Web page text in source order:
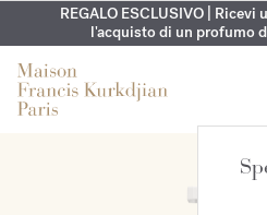
ESCLUSIVO | Scopri la nuova
tuo
REGALO ESCLUSIVO |
l'acquisto di un profumo
INCISIONE GRATUITA | Sulla
fino al 16
GUARDAROBA ESTIVO |